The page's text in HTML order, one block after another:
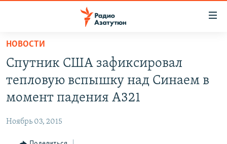
Перейти
основному
содержанию
основной
навигации
Перейти
НОВОСТИ
ПОЛИТИКА
ЭКОНОМИКА
НОВОСТИ
Спутник США зафиксировал
тепловую вспышку над Синаем в
момент падения А321
Ноябрь 03, 2015